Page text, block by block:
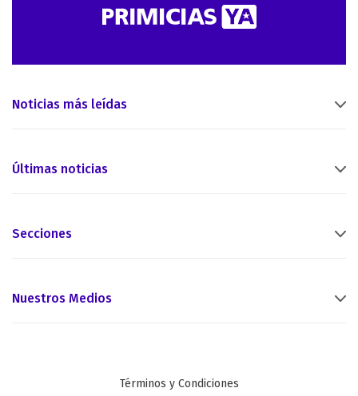
Noticias más leídas
Últimas noticias
Secciones
Nuestros Medios
Términos y Condiciones